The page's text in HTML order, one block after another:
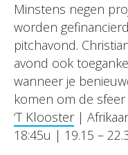
Minstens negen
worden
pitchavond.
avond ook
wanneer je
komen om de
‘T Klooster|
18:45u | 19.15 –